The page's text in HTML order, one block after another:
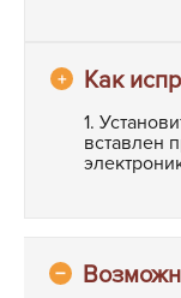
1.
вставлен